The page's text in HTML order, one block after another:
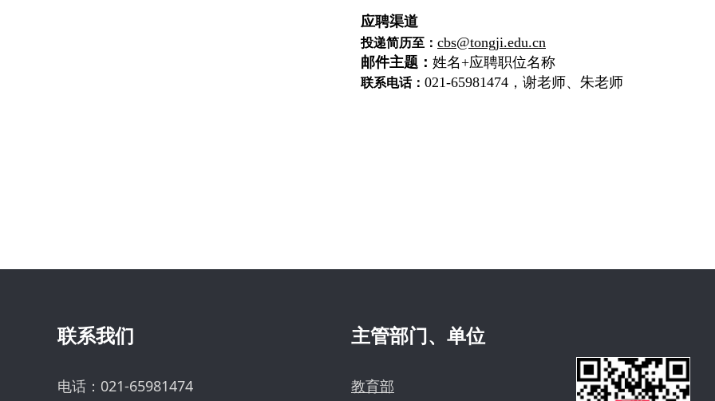
应聘渠道
投递简历至 ： cbs@tongji.edu.cn
邮件主题： 姓名+应聘职位名称
联系电话： 021-65981474，谢老师、朱老师
联系我们
电话：021-65981474
主管部门、单位
教育部